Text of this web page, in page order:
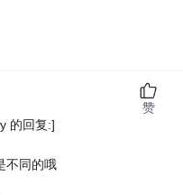
的回复:]
不同的哦
赞